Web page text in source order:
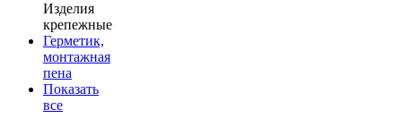
Изделия
крепежные
Герметик,
монтажная
пена
Показать
все